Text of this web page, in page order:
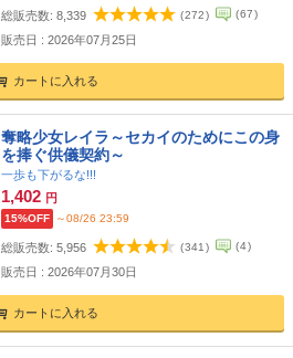
総販売数: 8,339 (272) (67)
販売日 : 2026年07月25日
カートに入れる
奪略少女レイラ～セカイのためにこの身
を捧ぐ供儀契約～
一歩も下がるな!!!
1,402 円
15%OFF ～08/26 23:59
総販売数: 5,956 (341 ) (4)
販売日 : 2026年07月30日
カートに入れる